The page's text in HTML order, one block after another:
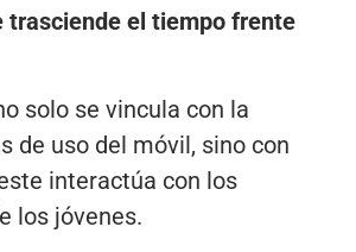
trasciende el tiempo frente
solo se vincula con la
de uso del móvil, sino con
interactúa con los
los jóvenes.